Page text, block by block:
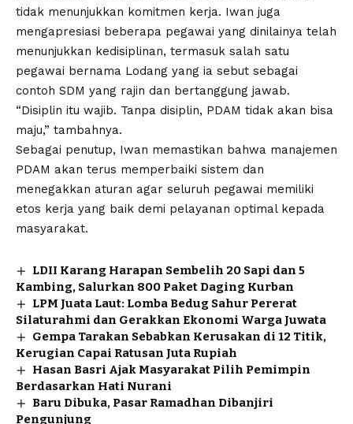
tidak menunjukkan komitmen kerja. Iwan juga
mengapresiasi beberapa pegawai yang dinilainya telah
menunjukkan kedisiplinan, termasuk salah satu
pegawai bernama Lodang yang ia sebut sebagai
contoh SDM yang rajin dan bertanggung jawab.
“Disiplin itu wajib. Tanpa disiplin, PDAM tidak akan bisa
maju,” tambahnya.
Sebagai penutup, Iwan memastikan bahwa manajemen
PDAM akan terus memperbaiki sistem dan
menegakkan aturan agar seluruh pegawai memiliki
etos kerja yang baik demi pelayanan optimal kepada
masyarakat.
LDII Karang Harapan Sembelih 20 Sapi dan 5
Kambing, Salurkan 800 Paket Daging Kurban
LPM Juata Laut: Lomba Bedug Sahur Pererat
Silaturahmi dan Gerakkan Ekonomi Warga Juwata
Gempa Tarakan Sebabkan Kerusakan di 12 Titik,
Kerugian Capai Ratusan Juta Rupiah
Hasan Basri Ajak Masyarakat Pilih Pemimpin
Berdasarkan Hati Nurani
Baru Dibuka, Pasar Ramadhan Dibanjiri
Pengunjung